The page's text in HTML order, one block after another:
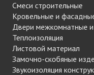
Смеси строительные
Кровельные и
Двери межкомнатные
Теплоизоляция
Листовой материал
Замочно-скобяные
Звукоизоляция